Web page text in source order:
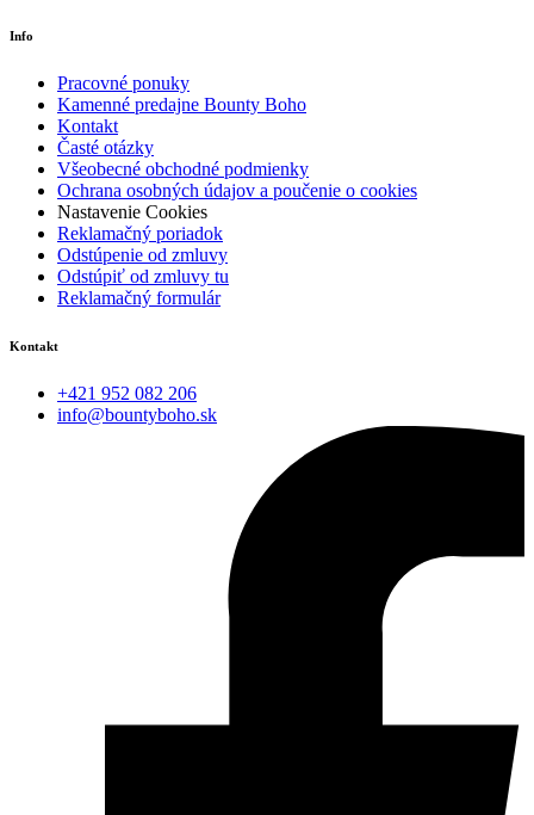
Info
Pracovné ponuky
Kamenné predajne Bounty Boho
Kontakt
Časté otázky
Všeobecné obchodné podmienky
Ochrana osobných údajov a poučenie o cookies
Nastavenie Cookies
Reklamačný poriadok
Odstúpenie od zmluvy
Odstúpiť od zmluvy tu
Reklamačný formulár
Kontakt
+421 952 082 206
info@bountyboho.sk